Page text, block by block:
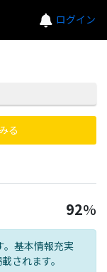
ログイン
る
92%
。基本情報充実
されます。